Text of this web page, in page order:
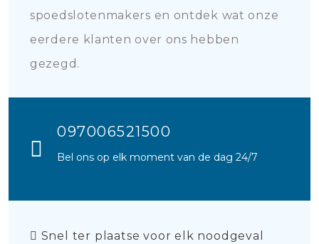
spoedslotenmakers en ontdek wat onze
eerdere klanten over ons hebben
gezegd.
097006521500
Bel ons op elk moment van de dag 24/7
Snel ter plaatse voor elk noodgeval